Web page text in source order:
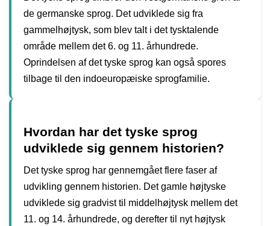
de germanske sprog. Det udviklede sig fra
gammelhøjtysk, som blev talt i det tysktalende
område mellem det 6. og 11. århundrede.
Oprindelsen af det tyske sprog kan også spores
tilbage til den indoeuropæiske sprogfamilie.
Hvordan har det tyske sprog
udviklede sig gennem historien?
Det tyske sprog har gennemgået flere faser af
udvikling gennem historien. Det gamle højtyske
udviklede sig gradvist til middelhøjtysk mellem det
11. og 14. århundrede, og derefter til nyt højtysk